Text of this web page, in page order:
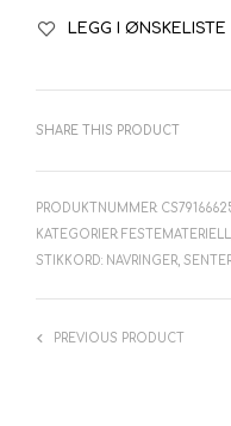
LEGG I ØNSKELISTE
SHARE THIS PRODUCT
PRODUKTNUMMER:
KATEGORIER: FESTEMATERIELL
STIKKORD: NAVRINGER
PREVIOUS PRODUCT